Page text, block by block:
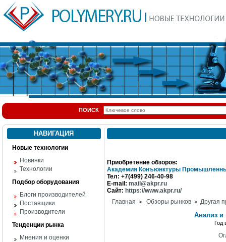
ПОИСК
НАВИГАЦИЯ
Новые технологии
Новинки
Технологии
Подбор оборудования
Блоги производителей
Поставщики
Производители
Тенденции рынка
Мнения и оценки
Приобретение обзоров:
Академия Конъюнктуры
Тел: +7(499) 246-40-98
E-mail: mail@akpr.ru
Сайт: https://www.akpr.ru/
Главная > Обзоры рынков > Другая
Анализ и
Год